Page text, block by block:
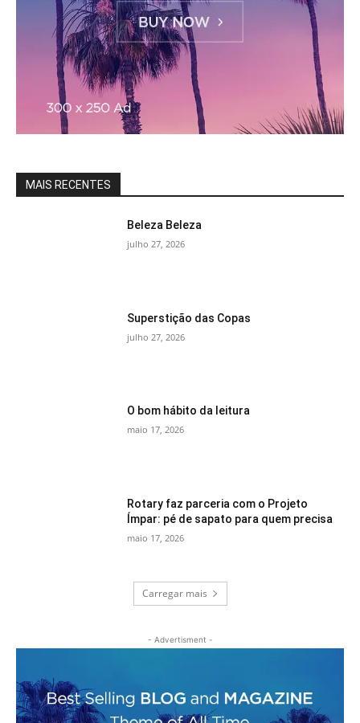
MAIS RECENTES
Beleza Beleza
julho 27, 2026
Superstição das Copas
julho 27, 2026
O bom hábito da leitura
maio 17, 2026
Rotary faz parceria com o Projeto
Ímpar: pé de sapato para quem precisa
maio 17, 2026
Carregar mais
- Advertisment -